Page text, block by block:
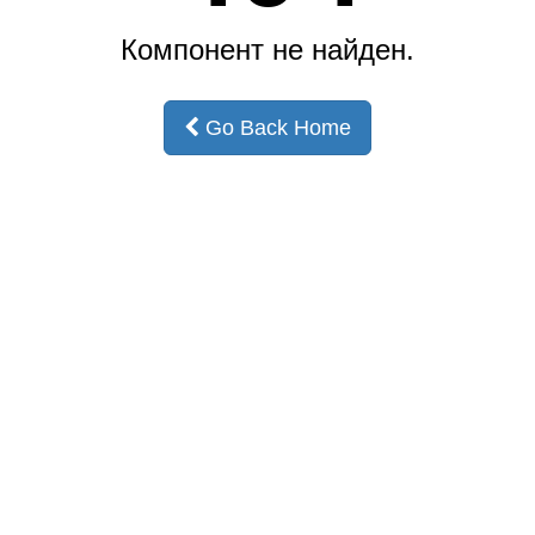
Компонент не найден.
Go Back Home